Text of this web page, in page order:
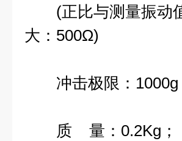
(正比与测量振动值
大：500Ω)
冲击极限：1000g
质 量：0.2Kg；